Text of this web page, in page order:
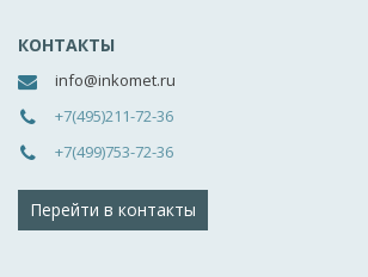
КОНТАКТЫ
info@inkomet.ru
+7(495)211-72-36
+7(499)753-72-36
Перейти в контакты